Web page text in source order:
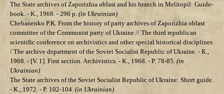
The State archives of Zaporizhia oblast and his branch in Melitopil: Guide-
book. - K., 1968. - 296 p. (in Ukrainian)
Chebanenko P.K. From the history of party archives of Zaporizhia oblast
committee of the Communist party of Ukraine // The third republican
scientific conference on archivistics and other special historical disciplines
/ The archive department of the Soviet Socialist Republic of Ukraine. - К.,
1968. - [V. 1]. First section. Archivistics. - К., 1968. - P. 78-85. (in
Ukrainian)
The State archives of the Soviet Socialist Republic of Ukraine: Short guide.
- К., 1972. - P. 102-104. (in Ukrainian)